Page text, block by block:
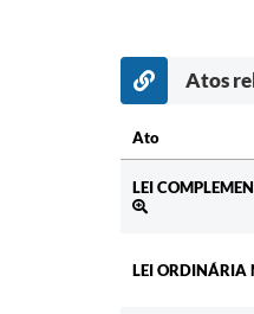
Atos
Ato
LEI
LEI ORDINÁRIA